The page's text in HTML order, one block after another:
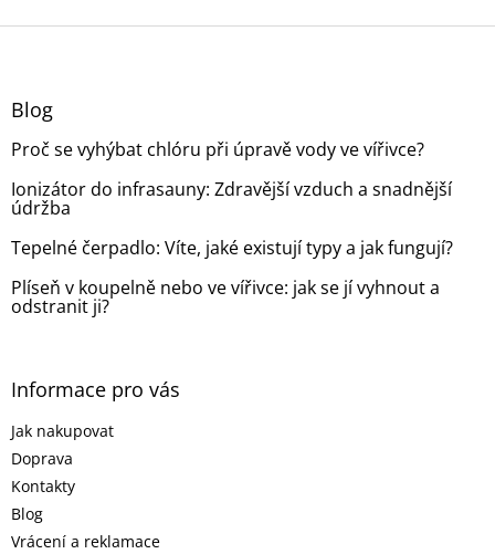
Z
Blog
Proč se vyhýbat chlóru při úpravě vody ve vířivce?
Ionizátor do infrasauny: Zdravější vzduch a snadnější
údržba
Tepelné čerpadlo: Víte, jaké existují typy a jak fungují?
Plíseň v koupelně nebo ve vířivce: jak se jí vyhnout a
odstranit ji?
Informace pro vás
Jak nakupovat
Doprava
Kontakty
Blog
Vrácení a reklamace